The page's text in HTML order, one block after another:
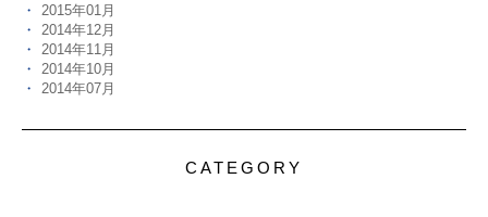
2015年01月
2014年12月
2014年11月
2014年10月
2014年07月
CATEGORY